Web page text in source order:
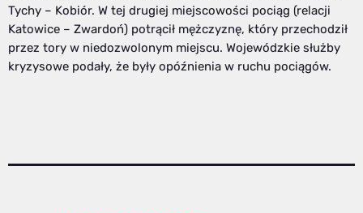
Tychy – Kobiór. W tej drugiej miejscowości pociąg (relacji
Katowice – Zwardoń) potrącił mężczyznę, który przechodził
przez tory w niedozwolonym miejscu. Wojewódzkie służby
kryzysowe podały, że były opóźnienia w ruchu pociągów.